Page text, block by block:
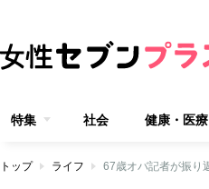
特集 社会 健康・医療
トップ ライフ